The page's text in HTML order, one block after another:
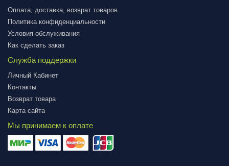
Оплата, доставка, возврат товаров
Политика конфиденциальности
Условия обслуживания
Как сделать заказ
Служба поддержки
Личный Кабинет
Контакты
Возврат товара
Карта сайта
Мы принимаем к оплате